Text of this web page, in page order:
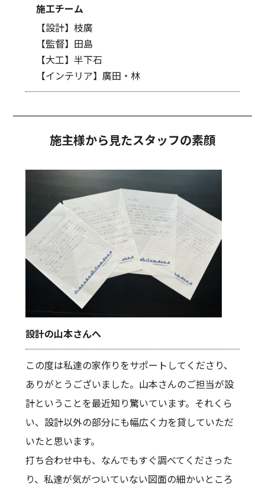
施工チーム
【設計】枝廣
【監督】田島
【大工】半下石
【インテリア】廣田・林
施主様から見たスタッフの素顔
設計の山本さんへ
この度は私達の家作りをサポートしてくださり、
ありがとうございました。山本さんのご担当が設
計ということを最近知り驚いています。それくら
い、設計以外の部分にも幅広く力を貸していただ
いたと思います。
打ち合わせ中も、なんでもすぐ調べてくださった
り、私達が気がついていない図面の細かいところ